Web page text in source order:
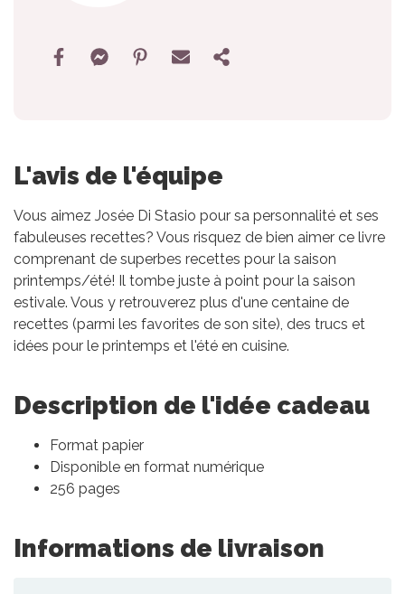
L'avis de l'équipe
Vous aimez Josée Di Stasio pour sa personnalité et ses
fabuleuses recettes? Vous risquez de bien aimer ce livre
comprenant de superbes recettes pour la saison
printemps/été! Il tombe juste à point pour la saison
estivale. Vous y retrouverez plus d'une centaine de
recettes (parmi les favorites de son site), des trucs et
idées pour le printemps et l'été en cuisine.
Description de l'idée cadeau
Format papier
Disponible en format numérique
256 pages
Informations de livraison